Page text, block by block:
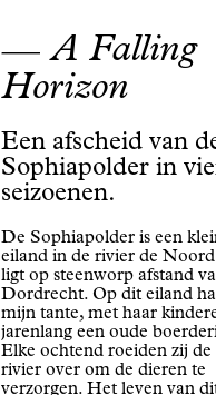
A Falling
Horizon
Een afscheid van
Sophiapolder in
seizoenen.
De Sophiapolder is een
eiland in de rivier de
ligt op steenworp afstand
Dordrecht. Op dit eiland
mijn tante, met haar
jarenlang een oude
Elke ochtend roeiden zij de
rivier over om de dieren te
verzorgen. Het leven van